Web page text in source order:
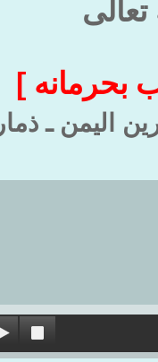
بحرمانه ]
اليمن ـ ذمار